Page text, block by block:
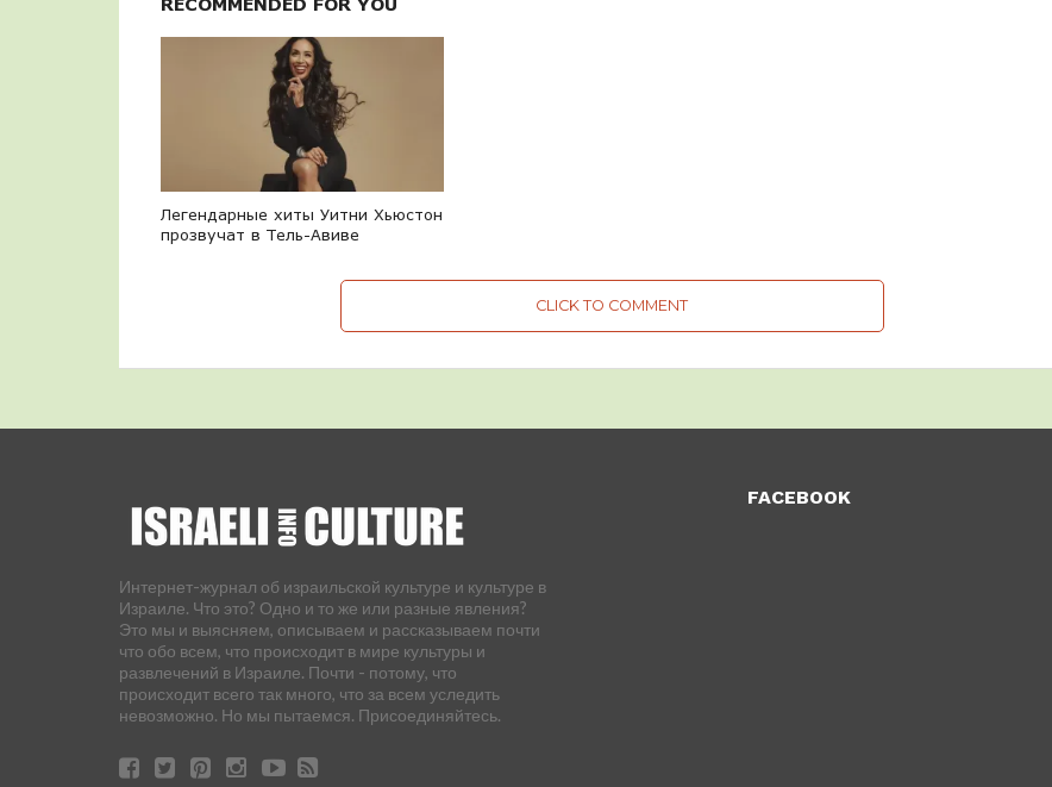
RECOMMENDED FOR YOU
Легендарные хиты Уитни Хьюстон
прозвучат в Тель-Авиве
CLICK TO COMMENT
Интернет-журнал об израильской культуре и культуре в
Израиле. Что это? Одно и то же или разные явления?
Это мы и выясняем, описываем и рассказываем почти
что обо всем, что происходит в мире культуры и
развлечений в Израиле. Почти - потому, что
происходит всего так много, что за всем уследить
невозможно. Но мы пытаемся. Присоединяйтесь.
FACEBOOK